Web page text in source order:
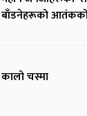
बाँडनेहरूको आतंकको
कालो चस्मा